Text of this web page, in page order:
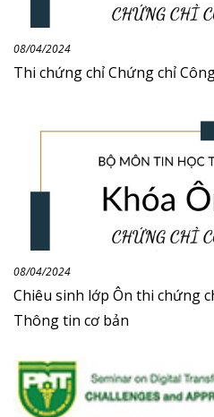
08/04/2024
Thi chứng chỉ Chứng chỉ
08/04/2024
Chiêu sinh lớp Ôn thi chứng
Thông tin cơ bản